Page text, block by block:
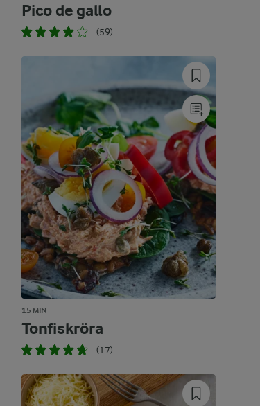
Pico de gallo
(59)
15 MIN
Tonfiskröra
(17)